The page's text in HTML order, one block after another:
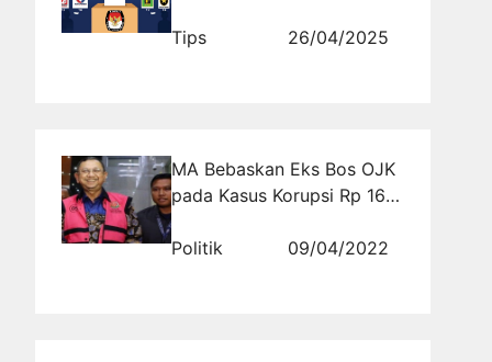
Tips 26/04/2025
MA Bebaskan Eks Bos OJK
pada Kasus Korupsi Rp 16
Politik
09/04/2022